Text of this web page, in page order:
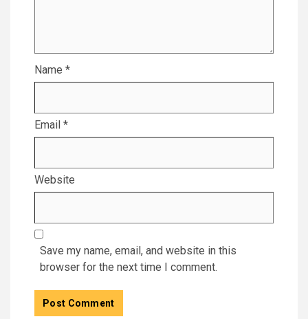
Name *
Email *
Website
Save my name, email, and website in this
browser for the next time I comment.